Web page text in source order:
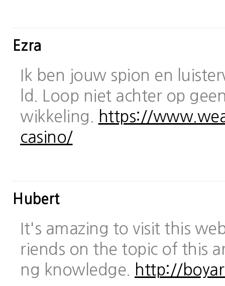
Ezra
Ik ben jouw spion en
ld. Loop niet achter op
wikkeling.
https://
casino/
Hubert
It's amazing to visit this
riends on the topic of this
ng knowledge.
http://